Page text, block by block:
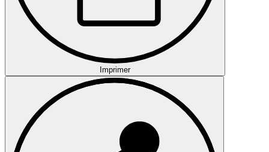
Imprimer